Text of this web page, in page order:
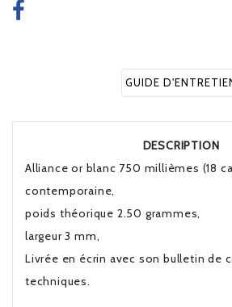
GUIDE
DESCRIPTION
Alliance or blanc 750 millièmes (18
contemporaine,
poids théorique 2.50 grammes,
largeur 3 mm,
Livrée en écrin avec son bulletin de
techniques.